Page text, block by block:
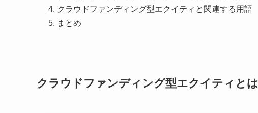
クラウドファンディング型エクイティと関連する用語
まとめ
クラウドファンディング型エクイティとは